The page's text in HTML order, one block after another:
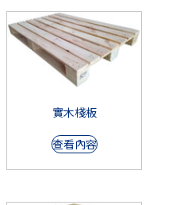
實木棧板
查看內容